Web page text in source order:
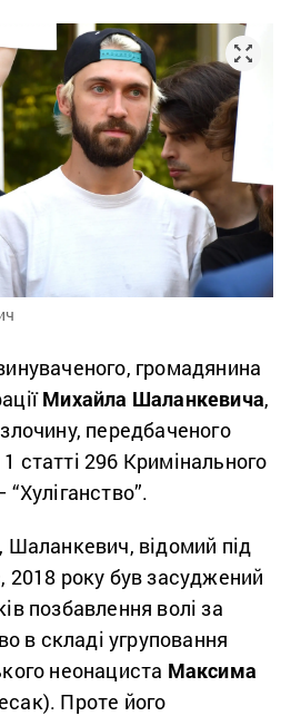
громадянина
Михайла Шаланкевича,
передбаченого
статті 296 Кримінального
Шаланкевич, відомий під
2018 року був засуджений
позбавлення волі за
в складі угруповання
неонациста Максима
Проте його